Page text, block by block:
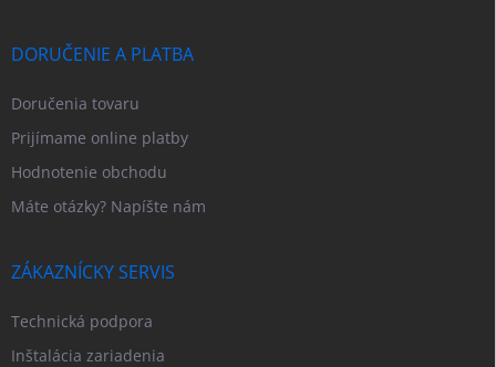
DORUČENIE A PLATBA
Doručenia tovaru
Prijímame online platby
Hodnotenie obchodu
Máte otázky? Napíšte nám
ZÁKAZNÍCKY SERVIS
Technická podpora
Inštalácia zariadenia